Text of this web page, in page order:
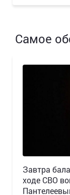
Самое
Завтра
ходе СВО